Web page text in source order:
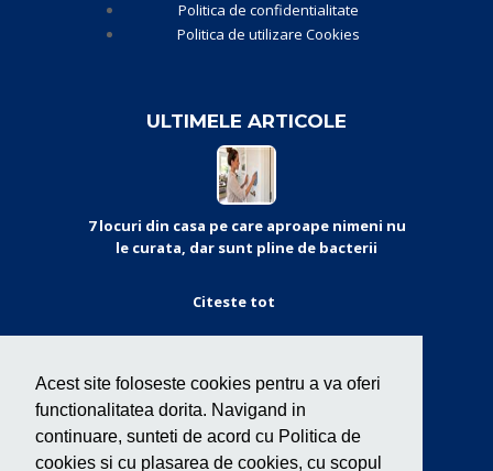
Acest site foloseste cookies pentru a va oferi
functionalitatea dorita. Navigand in
continuare, sunteti de acord cu Politica de
cookies si cu plasarea de cookies, cu scopul
Politica de confidentialitate
Politica de utilizare Cookies
ULTIMELE ARTICOLE
7 locuri din casa pe care aproape nimeni nu
le curata, dar sunt pline de bacterii
Citeste tot